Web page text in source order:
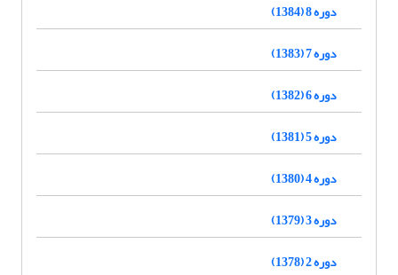
دوره 8 (1384)
دوره 7 (1383)
دوره 6 (1382)
دوره 5 (1381)
دوره 4 (1380)
دوره 3 (1379)
دوره 2 (1378)